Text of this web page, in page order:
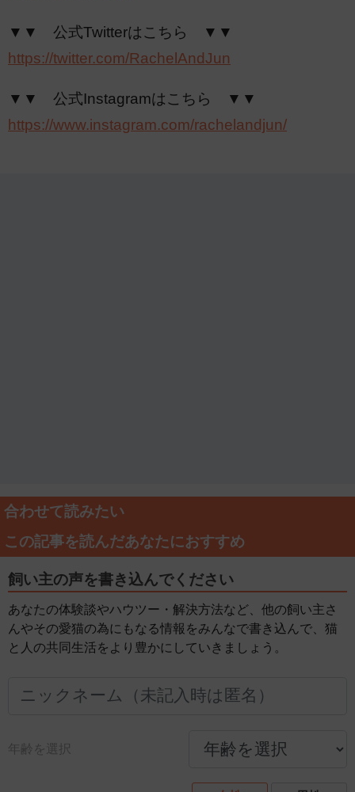
▼▼ 公式Twitterはこちら ▼▼
https://twitter.com/RachelAndJun
▼▼ 公式Instagramはこちら ▼▼
https://www.instagram.com/rachelandjun/
合わせて読みたい
この記事を読んだあなたにおすすめ
飼い主の声を書き込んでください
あなたの体験談やハウツー・解決方法など、他の飼い主さ
んやその愛猫の為にもなる情報をみんなで書き込んで、猫
と人の共同生活をより豊かにしていきましょう。
年齢を選択